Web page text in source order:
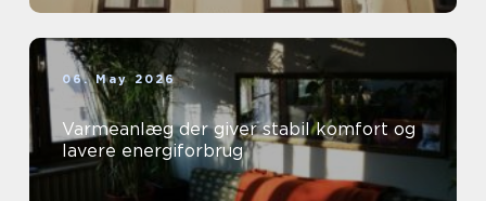
06. May 2026
Varmeanlæg der giver stabil komfort og
lavere energiforbrug